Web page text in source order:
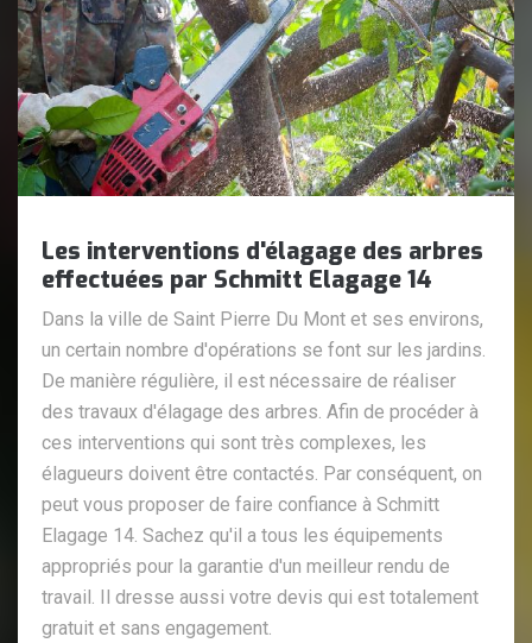
Les interventions d'élagage des arbres
effectuées par Schmitt Elagage 14
Dans la ville de Saint Pierre Du Mont et ses environs,
un certain nombre d'opérations se font sur les jardins.
De manière régulière, il est nécessaire de réaliser
des travaux d'élagage des arbres. Afin de procéder à
ces interventions qui sont très complexes, les
élagueurs doivent être contactés. Par conséquent, on
peut vous proposer de faire confiance à Schmitt
Elagage 14. Sachez qu'il a tous les équipements
appropriés pour la garantie d'un meilleur rendu de
travail. Il dresse aussi votre devis qui est totalement
gratuit et sans engagement.